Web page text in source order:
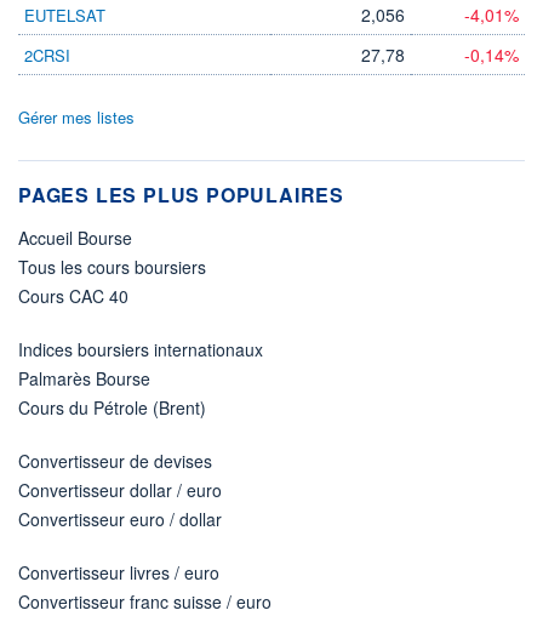
EUTELSAT 2,056 -4,01%
2CRSI 27,78 -0,14%
Gérer mes listes
PAGES LES PLUS POPULAIRES
Accueil Bourse
Tous les cours boursiers
Cours CAC 40
Indices boursiers internationaux
Palmarès Bourse
Cours du Pétrole (Brent)
Convertisseur de devises
Convertisseur dollar / euro
Convertisseur euro / dollar
Convertisseur livres / euro
Convertisseur franc suisse / euro